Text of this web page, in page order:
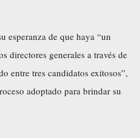
esperanza de que haya “un
directores generales a través de
entre tres candidatos exitosos”,
adoptado para brindar su